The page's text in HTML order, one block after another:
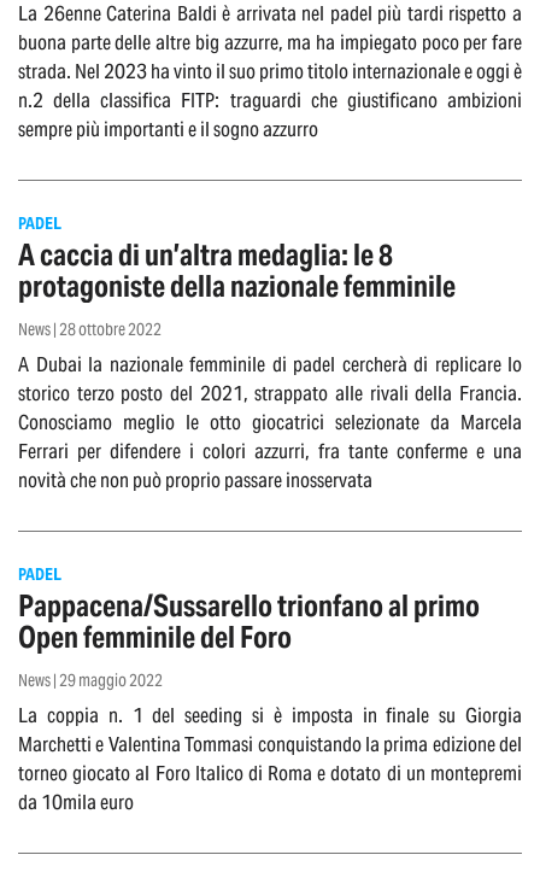
La 26enne Caterina Baldi è arrivata nel padel più tardi rispetto a
buona parte delle altre big azzurre, ma ha impiegato poco per fare
strada. Nel 2023 ha vinto il suo primo titolo internazionale e oggi è
n.2 della classifica FITP: traguardi che giustificano ambizioni
sempre più importanti e il sogno azzurro
PADEL
A caccia di un’altra medaglia: le 8
protagoniste della nazionale femminile
News | 28 ottobre 2022
A Dubai la nazionale femminile di padel cercherà di replicare lo
storico terzo posto del 2021, strappato alle rivali della Francia.
Conosciamo meglio le otto giocatrici selezionate da Marcela
Ferrari per difendere i colori azzurri, fra tante conferme e una
novità che non può proprio passare inosservata
PADEL
Pappacena/Sussarello trionfano al primo
Open femminile del Foro
News | 29 maggio 2022
La coppia n. 1 del seeding si è imposta in finale su Giorgia
Marchetti e Valentina Tommasi conquistando la prima edizione del
torneo giocato al Foro Italico di Roma e dotato di un montepremi
da 10mila euro